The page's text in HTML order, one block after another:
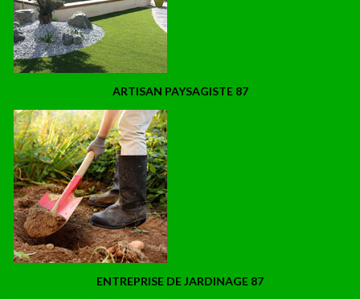
ARTISAN PAYSAGISTE 87
ENTREPRISE DE JARDINAGE 87